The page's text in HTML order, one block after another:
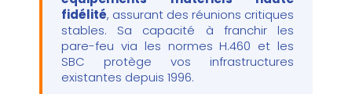
fidélité, assurant des réunions critiques
stables. Sa capacité à franchir les
pare-feu via les normes H.460 et les
SBC protège vos infrastructures
existantes depuis 1996.